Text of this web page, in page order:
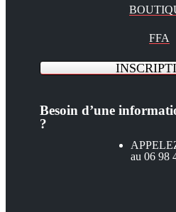
FFA
Besoin d’une
?
au 06 98